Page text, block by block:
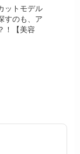
ットモデル
すのも、ア
！【美容